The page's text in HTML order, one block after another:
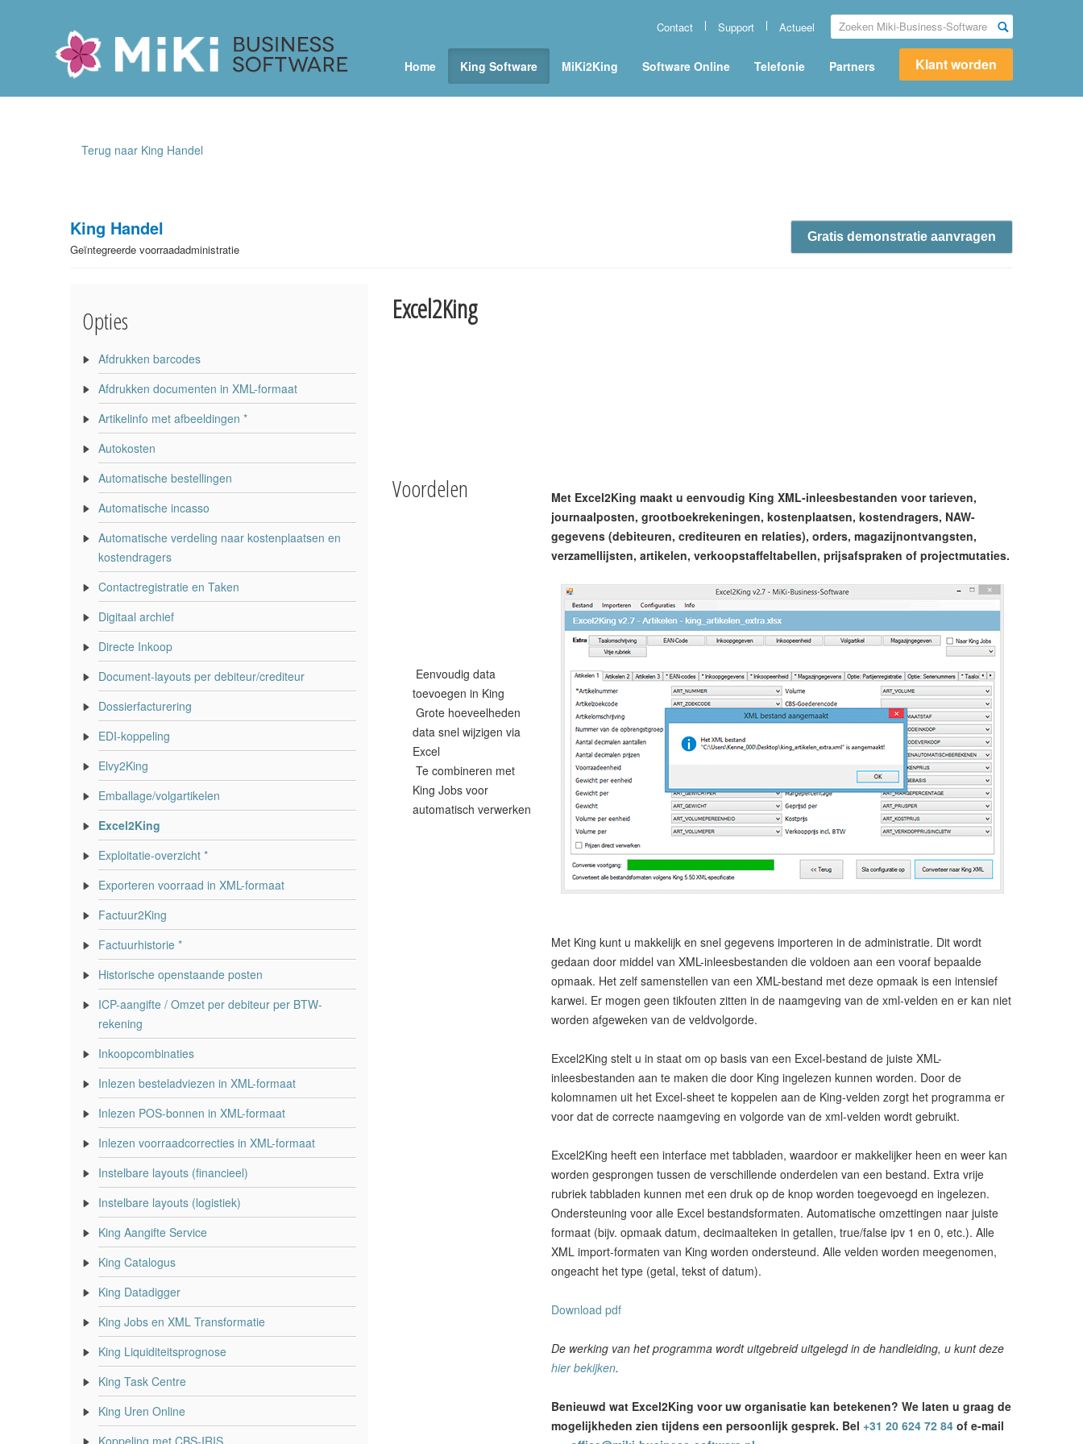
Miki-Business-Software
Home King Software MiKi2King Software Online Telefonie Partners Klant worden
Actueel
Support
Contact
Terug naar King Handel
King Handel
Geïntegreerde voorraadadministratie
Gratis demonstratie aanvragen
Opties
Afdrukken barcodes
Afdrukken documenten in XML-formaat
Artikelinfo met afbeeldingen *
Autokosten
Automatische bestellingen
Automatische incasso
Automatische verdeling naar kostenplaatsen en
kostendragers
Contactregistratie en Taken
Digitaal archief
Directe Inkoop
Document-layouts per debiteur/crediteur
Dossierfacturering
EDI-koppeling
Elvy2King
Emballage/volgartikelen
Excel2King
Exploitatie-overzicht *
Exporteren voorraad in XML-formaat
Factuur2King
Factuurhistorie *
Historische openstaande posten
ICP-aangifte / Omzet per debiteur per BTW-
rekening
Inkoopcombinaties
Inlezen besteladviezen in XML-formaat
Inlezen POS-bonnen in XML-formaat
Inlezen voorraadcorrecties in XML-formaat
Instelbare layouts (financieel)
Instelbare layouts (logistiek)
King Aangifte Service
King Catalogus
King Datadigger
King Jobs en XML Transformatie
King Liquiditeitsprognose
King Task Centre
King Uren Online
Koppeling met CBS-IRIS
Excel2King
Voordelen
Eenvoudig data
toevoegen in King
Grote hoeveelheden
data snel wijzigen via
Excel
Te combineren met
King Jobs voor
automatisch verwerken
Met Excel2King maakt u eenvoudig King XML-inleesbestanden voor tarieven,
journaalposten, grootboekrekeningen, kostenplaatsen, kostendragers, NAW-
gegevens (debiteuren, crediteuren en relaties), orders, magazijnontvangsten,
verzamellijsten, artikelen, verkoopstaffeltabellen, prijsafspraken of projectmutaties.
Met King kunt u makkelijk en snel gegevens importeren in de administratie. Dit wordt
gedaan door middel van XML-inleesbestanden die voldoen aan een vooraf bepaalde
opmaak. Het zelf samenstellen van een XML-bestand met deze opmaak is een intensief
karwei. Er mogen geen tikfouten zitten in de naamgeving van de xml-velden en er kan niet
worden afgeweken van de veldvolgorde.
Excel2King stelt u in staat om op basis van een Excel-bestand de juiste XML-
inleesbestanden aan te maken die door King ingelezen kunnen worden. Door de
kolomnamen uit het Excel-sheet te koppelen aan de King-velden zorgt het programma er
voor dat de correcte naamgeving en volgorde van de xml-velden wordt gebruikt.
Excel2King heeft een interface met tabbladen, waardoor er makkelijker heen en weer kan
worden gesprongen tussen de verschillende onderdelen van een bestand. Extra vrije
rubriek tabbladen kunnen met een druk op de knop worden toegevoegd en ingelezen.
Ondersteuning voor alle Excel bestandsformaten. Automatische omzettingen naar juiste
formaat (bijv. opmaak datum, decimaalteken in getallen, true/false ipv 1 en 0, etc.). Alle
XML import-formaten van King worden ondersteund. Alle velden worden meegenomen,
ongeacht het type (getal, tekst of datum).
Download pdf
De werking van het programma wordt uitgebreid uitgelegd in de handleiding, u kunt deze
hier bekijken.
Benieuwd wat Excel2King voor uw organisatie kan betekenen? We laten u graag de
mogelijkheden zien tijdens een persoonlijk gesprek. Bel+31 20 624 72 84 of e-mail